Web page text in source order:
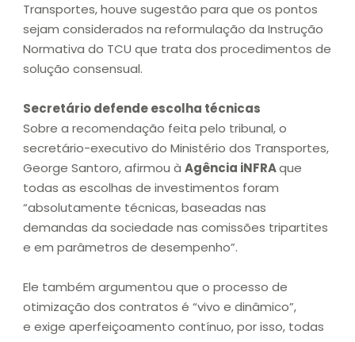
Transportes, houve sugestão para que os pontos
sejam considerados na reformulação da Instrução
Normativa do TCU que trata dos procedimentos de
solução consensual.
Secretário defende escolha técnicas
Sobre a recomendação feita pelo tribunal, o
secretário-executivo do Ministério dos Transportes,
George Santoro, afirmou à Agência iNFRAque
todas as escolhas de investimentos foram
“absolutamente técnicas, baseadas nas
demandas da sociedade nas comissões tripartites
e em parâmetros de desempenho”.
Ele também argumentou que o processo de
otimização dos contratos é “vivo e dinâmico”,
e exige aperfeiçoamento contínuo, por isso, todas